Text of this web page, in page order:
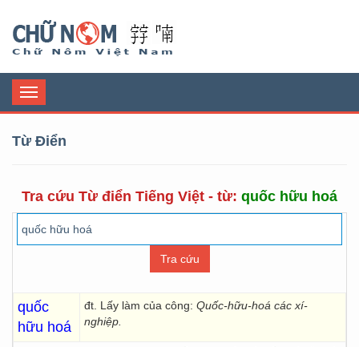
Toggle
navigation
Từ Điển
Tra cứu Từ điển Tiếng Việt - từ: quốc hữu hoá
quốc
hữu hoá
đt. Lấy làm của công: Quốc-hữu-hoá các xí-
nghiệp.